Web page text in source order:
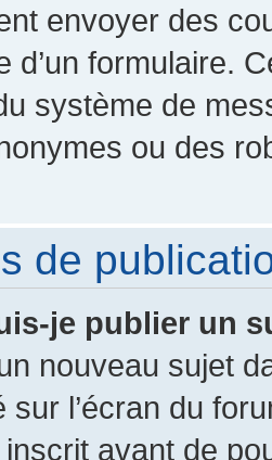
envoyer des
d’un formulaire.
système de
ou des
de
je publier un
nouveau sujet
sur l’écran du
inscrit avant de